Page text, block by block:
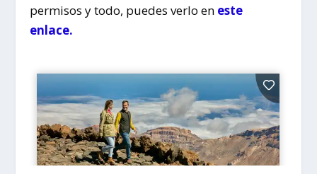
permisos y todo, puedes verlo en este
enlace.